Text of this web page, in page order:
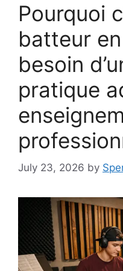
Pourquoi
batteur
besoin
pratique
July 23, 2026 by